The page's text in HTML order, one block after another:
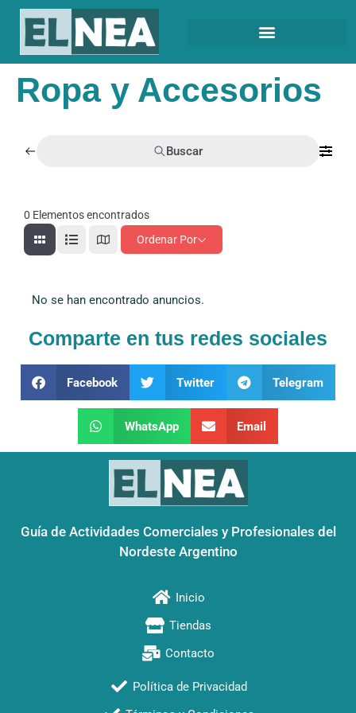
Ropa y Accesorios
Buscar
0 Elementos encontrados
Ordenar Por
No se han encontrado anuncios.
Comparte en tus redes sociales
Facebook Twitter Telegram
WhatsApp Email
Guía de Actividades Comerciales y Profesionales del
Nordeste Argentino
Inicio
Tiendas
Contacto
Política de Privacidad